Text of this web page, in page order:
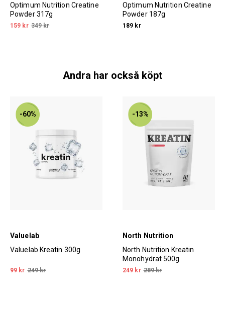
Optimum Nutrition Creatine
Powder 317g
159 kr 349 kr
Optimum Nutrition Creatine
Powder 187g
189 kr
Andra har också köpt
-60%
Valuelab
Valuelab Kreatin 300g
99 kr 249 kr
-13%
North Nutrition
North Nutrition Kreatin
Monohydrat 500g
249 kr 289 kr